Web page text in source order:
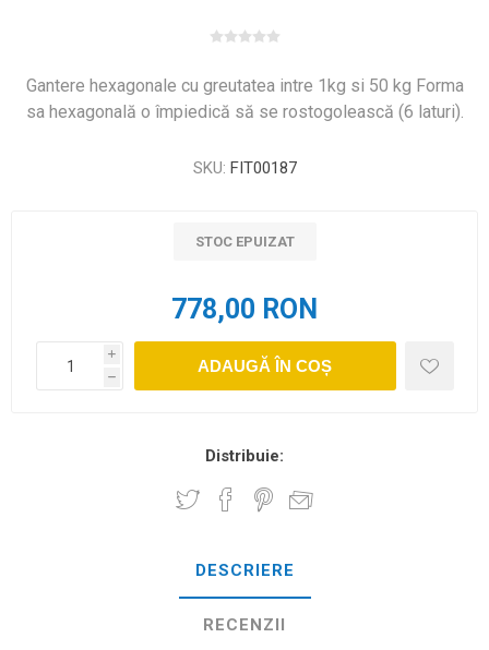
Gantere hexagonale cu greutatea intre 1kg si 50 kg Forma
sa hexagonală o împiedică să se rostogolească (6 laturi).
SKU: FIT00187
STOC EPUIZAT
778,00 RON
i
h
ADAUGĂ ÎN COȘ
Distribuie:
DESCRIERE
RECENZII